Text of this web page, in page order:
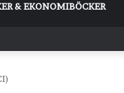
& EKONOMIBÖCKER